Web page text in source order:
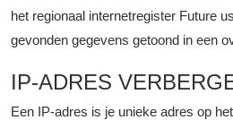
het regionaal internetregister Future
gevonden gegevens getoond in een
IP-ADRES
Een IP-adres is je unieke adres op